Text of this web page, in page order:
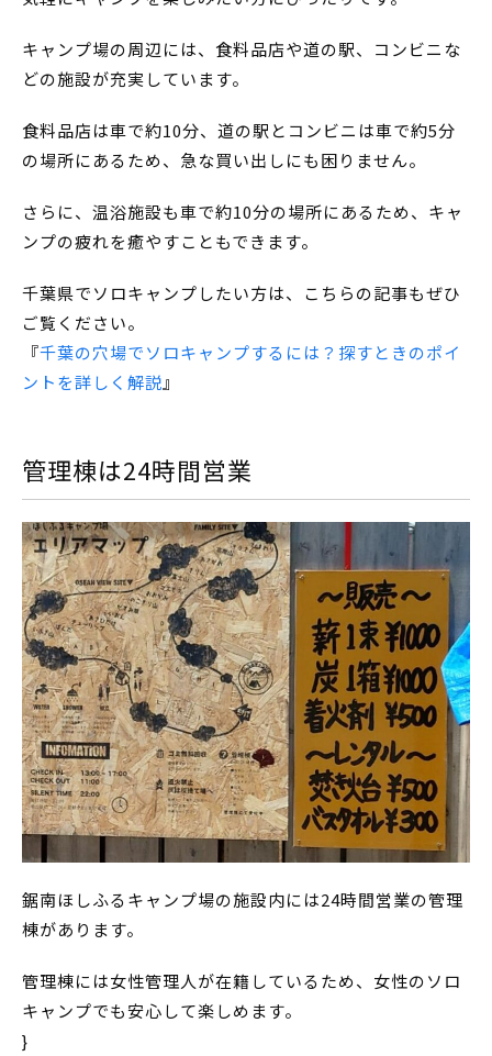
キャンプ場の周辺には、食料品店や道の駅、コンビニな
どの施設が充実しています。
食料品店は車で約10分、道の駅とコンビニは車で約5分
の場所にあるため、急な買い出しにも困りません。
さらに、温浴施設も車で約10分の場所にあるため、キャ
ンプの疲れを癒やすこともできます。
千葉県でソロキャンプしたい方は、こちらの記事もぜひ
ご覧ください。
『千葉の穴場でソロキャンプするには？探すときのポイ
ントを詳しく解説』
管理棟は24時間営業
鋸南ほしふるキャンプ場の施設内には24時間営業の管理
棟があります。
管理棟には女性管理人が在籍しているため、女性のソロ
キャンプでも安心して楽しめます。
}